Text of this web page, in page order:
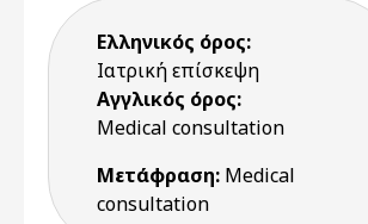
Ελληνικός όρος:
Ιατρική επίσκεψη
Αγγλικός όρος:
Medical consultation
Μετάφραση: Medical
consultation